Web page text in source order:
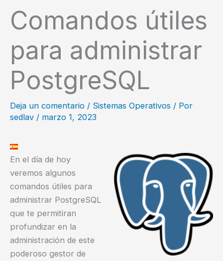
Comandos útiles
para administrar
PostgreSQL
Deja un comentario / Sistemas Operativos / Por
sedlav / marzo 1, 2023
En el día de hoy
veremos algunos
comandos útiles para
administrar PostgreSQL
que te permitiran
profundizar en la
administración de este
poderoso gestor de